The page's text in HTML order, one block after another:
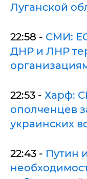
Луганской
22:58 - СМИ:
ДНР и ЛНР
22:53 - Харф:
ополченцев
украинских
22:43 - Путин